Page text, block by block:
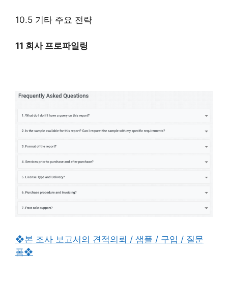
10.5 기타 주요 전략
11 회사 프로파일링
❖본 조사 보고서의 견적의뢰 / 샘플 / 구입 / 질문
폼❖